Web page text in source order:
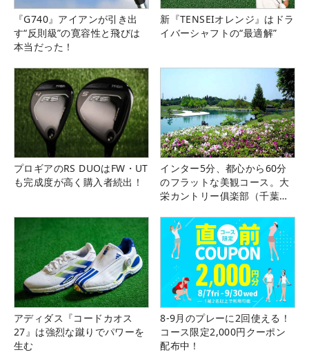
『G740』アイアンが引き出
す“反則級”の寛容性と飛びは
本当だった！
新『TENSEIオレンジ』はドラ
イバーシャフトの“最適解”
プロギアのRS DUOはFW・UT
も完成度が高く購入者続出！
インター5分、都心から60分
のフラットな美観コース。大
栄カントリー俱楽部（千葉
アディダス『コードカオス
27』は強烈な蹴りでパワーを
生む
8-9月のプレーに2回使える！
コース限定2,000円クーポン
配布中！